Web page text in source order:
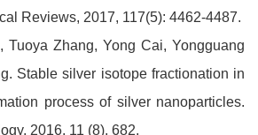
Reviews, 2017, 117(5): 4462-4487.
Tuoya Zhang, Yong Cai, Yongguang
Stable silver isotope fractionation in
process of silver nanoparticles.
2016, 11 (8), 682.